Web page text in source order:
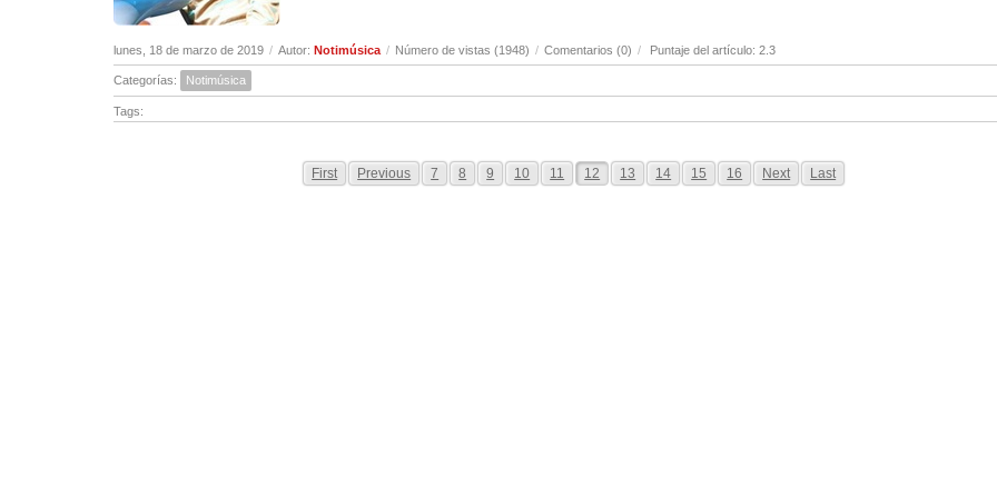
lunes, 18 de marzo de 2019 / Autor: Notimúsica / Número de vistas (1948) / Comentarios (0) / Puntaje del artículo: 2.3
Categorías: Notimúsica
Tags:
First Previous 7 8 9 10 11 12 13 14 15 16 Next Last